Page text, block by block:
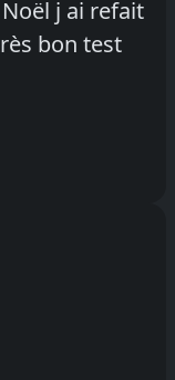
j ai refait
bon test